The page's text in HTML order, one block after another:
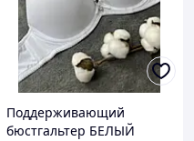
Поддерживающий
бюстгальтер БЕЛЫЙ